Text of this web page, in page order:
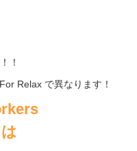
！
Relax で異なります！